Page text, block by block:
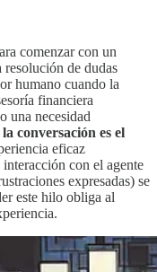
comenzar con un
de dudas
humano cuando la
financiera
una necesidad
conversación es el
eficaz
con el agente
expresadas) se
este hilo obliga al